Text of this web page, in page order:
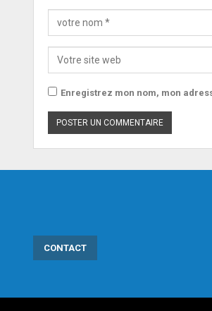
Enregistrez mon nom, mon
CONTACT